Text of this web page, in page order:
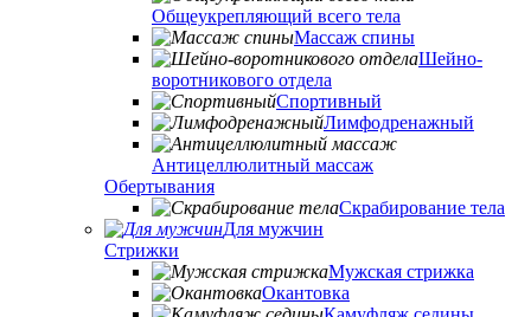
Общеукрепляющий всего тела
Массаж спины
Шейно-
воротникового отдела
Спортивный
Лимфодренажный
Антицеллюлитный массаж
Обертывания
Скрабирование тела
Для мужчин
Стрижки
Мужская стрижка
Окантовка